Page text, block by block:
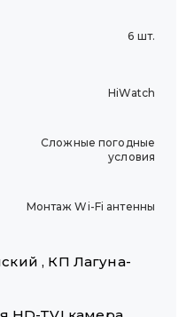
6 шт.
HiWatch
Сложные погодные
условия
Монтаж Wi-Fi антенны
, КП Лагуна-